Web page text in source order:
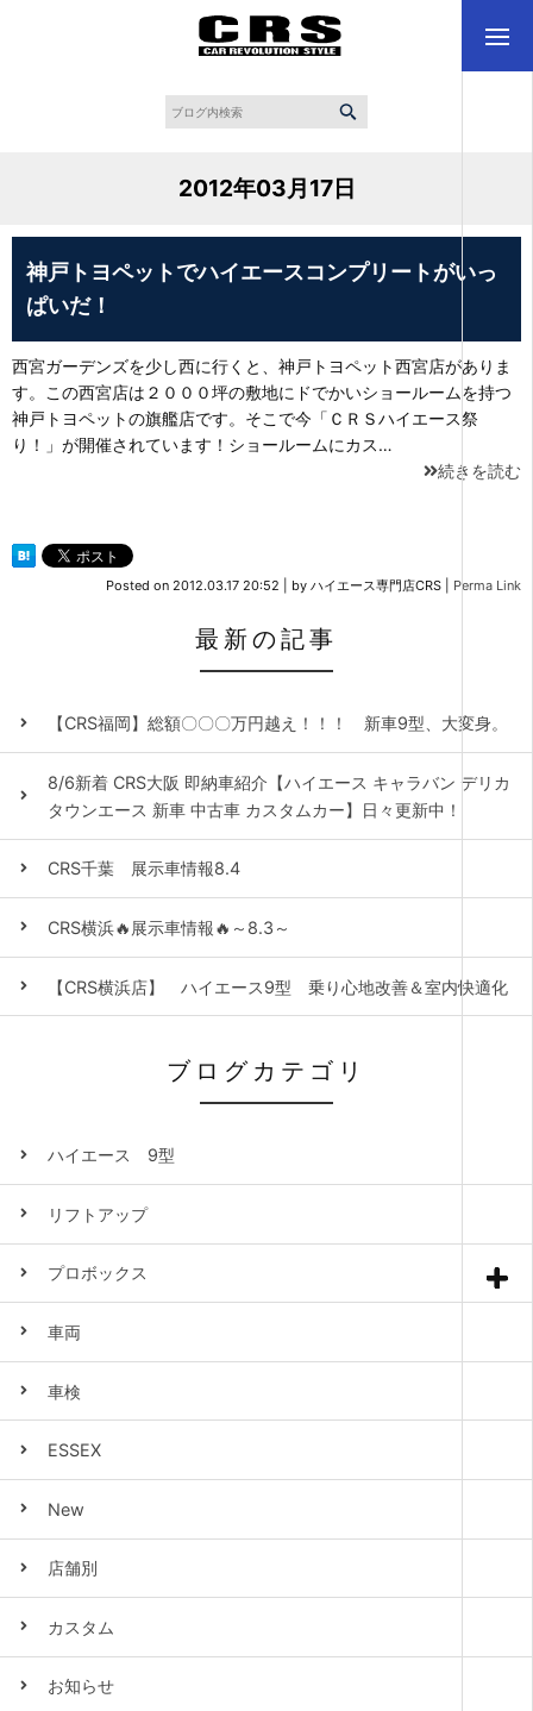
2012年03月17日
神戸トヨペットでハイエースコンプリートがいっ
ぱいだ！
西宮ガーデンズを少し西に行くと、神戸トヨペット西宮店がありま
す。この西宮店は２０００坪の敷地にドでかいショールームを持つ
神戸トヨペットの旗艦店です。そこで今「ＣＲＳハイエース祭
り！」が開催されています！ショールームにカス…
続きを読む
Posted on 2012.03.17 20:52 by ハイエース専門店CRS Perma Link
最新の記事
【CRS福岡】総額〇〇〇万円越え！！！ 新車9型、大変身。
8/6新着 CRS大阪 即納車紹介【ハイエース キャラバン デリカ
タウンエース 新車 中古車 カスタムカー】日々更新中！
CRS千葉 展示車情報8.4
CRS横浜🔥展示車情報🔥～8.3～
【CRS横浜店】 ハイエース9型 乗り心地改善＆室内快適化
ブログカテゴリ
ハイエース 9型
リフトアップ
プロボックス
車両
車検
ESSEX
New
店舗別
カスタム
お知らせ